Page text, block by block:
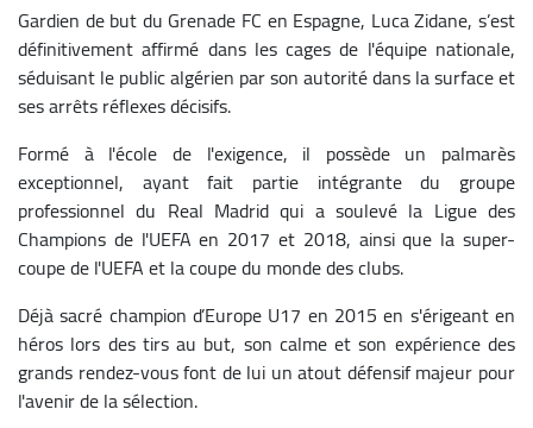
Gardien de but du Grenade FC en Espagne, Luca Zidane, s’est
définitivement affirmé dans les cages de l'équipe nationale,
séduisant le public algérien par son autorité dans la surface et
ses arrêts réflexes décisifs.
Formé à l'école de l'exigence, il possède un palmarès
exceptionnel, ayant fait partie intégrante du groupe
professionnel du Real Madrid qui a soulevé la Ligue des
Champions de l'UEFA en 2017 et 2018, ainsi que la super-
coupe de l'UEFA et la coupe du monde des clubs.
Déjà sacré champion d’Europe U17 en 2015 en s'érigeant en
héros lors des tirs au but, son calme et son expérience des
grands rendez-vous font de lui un atout défensif majeur pour
l'avenir de la sélection.